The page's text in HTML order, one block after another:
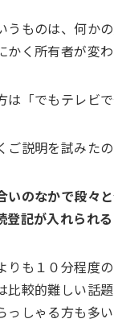
うものは、何か
かく所有者が変
は「でもテレビ
ご説明を試みた
いのなかで段々
登記が入れられ
りも１０分程度
比較的難しい話
しゃる方も多い